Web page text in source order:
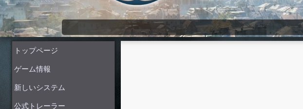
トップページ
ゲーム情報
新しいシステム
公式トレーラー